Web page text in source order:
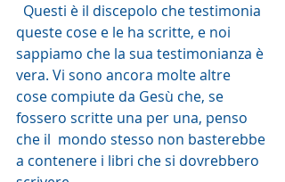
queste cose e le ha scritte, e noi
sappiamo che la sua testimonianza è
vera. Vi sono ancora molte altre
cose compiute da Gesù che, se
fossero scritte una per una, penso
che il  mondo stesso non basterebbe
a contenere i libri che si dovrebbero